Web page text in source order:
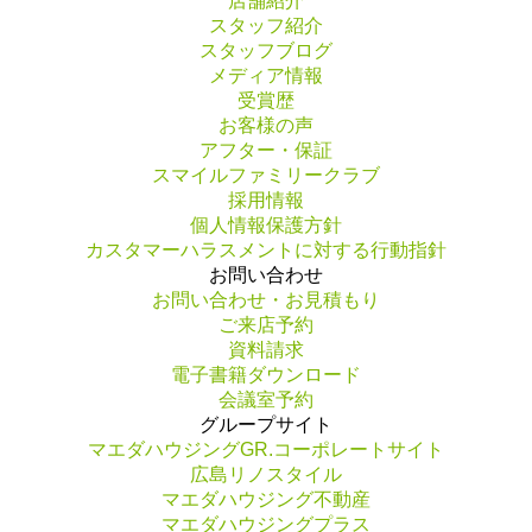
スタッフ紹介
スタッフブログ
メディア情報
受賞歴
お客様の声
アフター・保証
スマイルファミリークラブ
採用情報
個人情報保護方針
カスタマーハラスメントに対する行動指針
お問い合わせ
お問い合わせ・お見積もり
ご来店予約
資料請求
電子書籍ダウンロード
会議室予約
グループサイト
マエダハウジングGR.コーポレートサイト
広島リノスタイル
マエダハウジング不動産
マエダハウジングプラス